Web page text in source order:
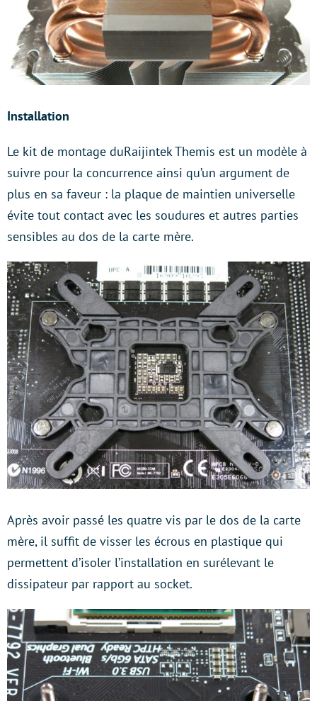
Installation
Le kit de montage duRaijintek Themis est un modèle à
suivre pour la concurrence ainsi qu’un argument de
plus en sa faveur : la plaque de maintien universelle
évite tout contact avec les soudures et autres parties
sensibles au dos de la carte mère.
Après avoir passé les quatre vis par le dos de la carte
mère, il suffit de visser les écrous en plastique qui
permettent d’isoler l’installation en surélevant le
dissipateur par rapport au socket.